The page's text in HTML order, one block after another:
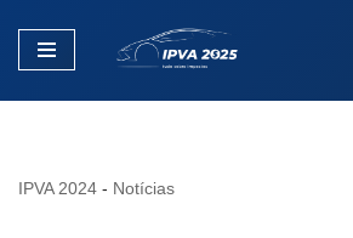
Pular
IPVA 2024 - Notícias